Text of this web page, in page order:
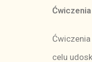
celu